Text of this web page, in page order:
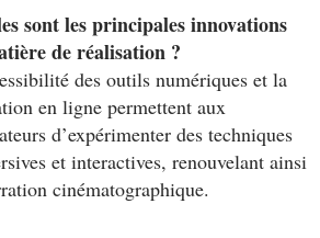
sont les principales innovations
de réalisation ?
des outils numériques et la
en ligne permettent aux
d’expérimenter des techniques
et interactives, renouvelant ainsi
cinématographique.